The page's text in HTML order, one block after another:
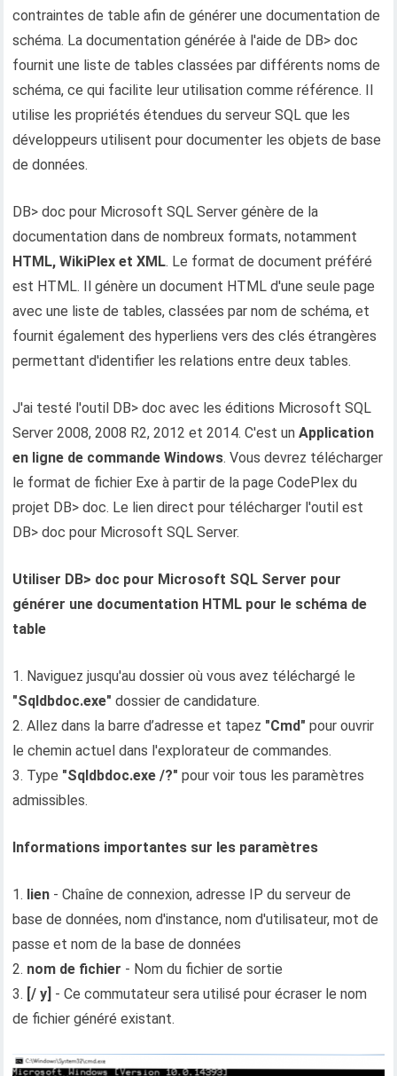
contraintes de table afin de générer une documentation de
schéma. La documentation générée à l'aide de DB> doc
fournit une liste de tables classées par différents noms de
schéma, ce qui facilite leur utilisation comme référence. Il
utilise les propriétés étendues du serveur SQL que les
développeurs utilisent pour documenter les objets de base
de données.
DB> doc pour Microsoft SQL Server génère de la
documentation dans de nombreux formats, notamment
HTML, WikiPlex et XML. Le format de document préféré
est HTML. Il génère un document HTML d'une seule page
avec une liste de tables, classées par nom de schéma, et
fournit également des hyperliens vers des clés étrangères
permettant d'identifier les relations entre deux tables.
J'ai testé l'outil DB> doc avec les éditions Microsoft SQL
Server 2008, 2008 R2, 2012 et 2014. C'est unApplication
en ligne de commande Windows. Vous devrez télécharger
le format de fichier Exe à partir de la page CodePlex du
projet DB> doc. Le lien direct pour télécharger l'outil est
DB> doc pour Microsoft SQL Server.
Utiliser DB> doc pour Microsoft SQL Server pour
générer une documentation HTML pour le schéma de
table
1. Naviguez jusqu'au dossier où vous avez téléchargé le
"Sqldbdoc.exe" dossier de candidature.
2. Allez dans la barre d’adresse et tapez "Cmd" pour ouvrir
le chemin actuel dans l'explorateur de commandes.
3. Type "Sqldbdoc.exe /?" pour voir tous les paramètres
admissibles.
Informations importantes sur les paramètres
1. lien - Chaîne de connexion, adresse IP du serveur de
base de données, nom d'instance, nom d'utilisateur, mot de
passe et nom de la base de données
2. nom de fichier - Nom du fichier de sortie
3. [/ y] - Ce commutateur sera utilisé pour écraser le nom
de fichier généré existant.